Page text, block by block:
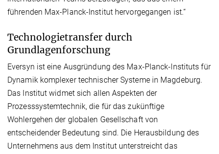
führenden Max-Planck-Institut hervorgegangen ist.“
Technologietransfer durch
Grundlagenforschung
Eversyn ist eine Ausgründung des Max-Planck-Instituts für
Dynamik komplexer technischer Systeme in Magdeburg.
Das Institut widmet sich allen Aspekten der
Prozesssystemtechnik, die für das zukünftige
Wohlergehen der globalen Gesellschaft von
entscheidender Bedeutung sind. Die Herausbildung des
Unternehmens aus dem Institut unterstreicht das